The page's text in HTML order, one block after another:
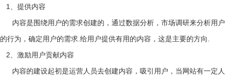
1、提供内容
内容是围绕用户的需求创建的，通过数据分析，市场调研来分析用户
的行为，确定用户的需求.给用户提供有用的内容，这是主要的方向.
2、激励用户贡献内容
内容的建设起初是运营人员去创建内容，吸引用户，当网站有一定人